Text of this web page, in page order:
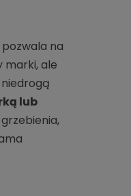
na
ale
lub